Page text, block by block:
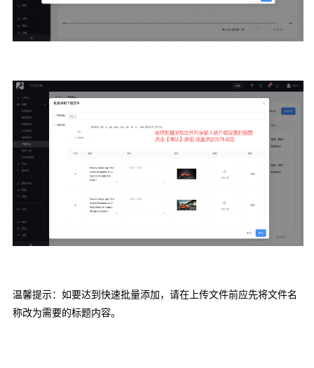
温馨提示：如要达到快速批量添加，请在上传文件前应先将文件名
称改为需要的标题内容。